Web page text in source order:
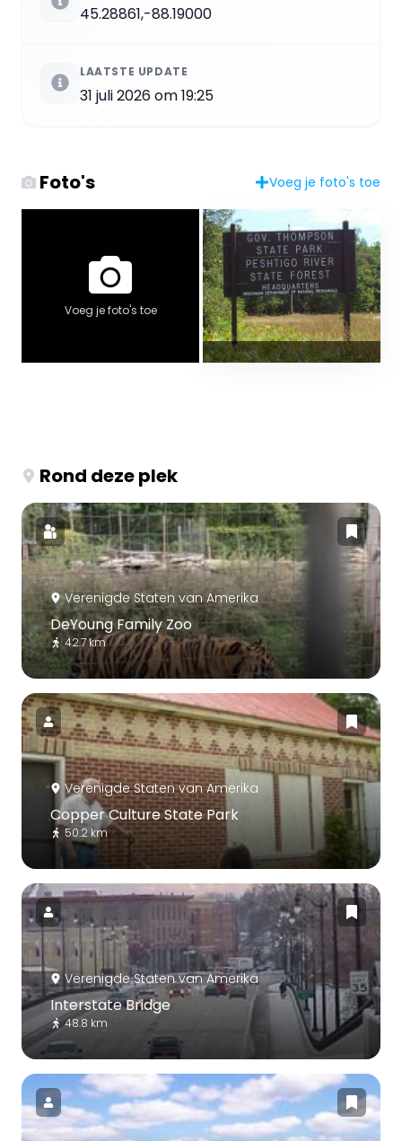
45.28861,-88.19000
LAATSTE UPDATE
31 juli 2026 om 19:25
Foto's Voeg je foto's toe
Voeg je foto's toe
Rond deze plek
Verenigde Staten van Amerika
DeYoung Family Zoo
42.7 km
Verenigde Staten van Amerika
Copper Culture State Park
50.2 km
Verenigde Staten van Amerika
Interstate Bridge
48.8 km